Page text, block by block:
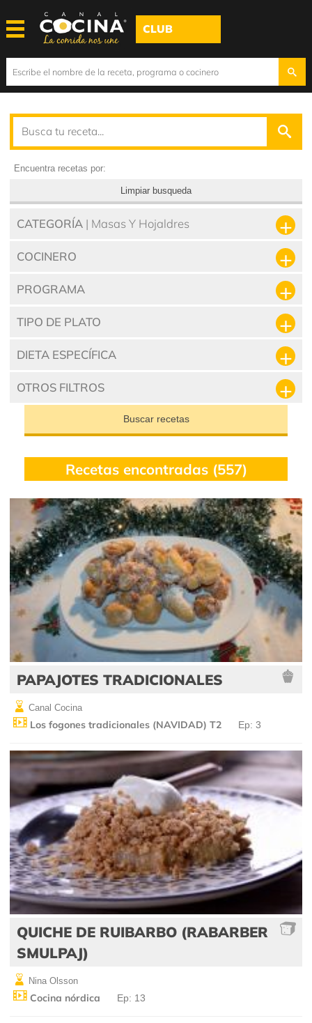
CLUB
Encuentra recetas por:
Limpiar busqueda
CATEGORÍA | Masas Y Hojaldres
COCINERO
PROGRAMA
TIPO DE PLATO
DIETA ESPECÍFICA
OTROS FILTROS
Buscar recetas
Recetas encontradas (557)
PAPAJOTES TRADICIONALES
Canal Cocina
Los fogones tradicionales (NAVIDAD) T2 Ep: 3
QUICHE DE RUIBARBO (RABARBER
SMULPAJ)
Nina Olsson
Cocina nórdica Ep: 13